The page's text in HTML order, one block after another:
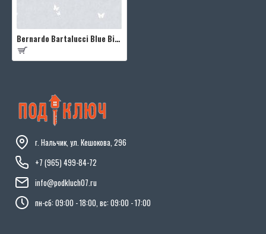
Bernardo Bartalucci Blue Bigi 5065-6
г. Нальчик, ул. Кешокова, 296
+7 (965) 499-84-72
info@podkluch07.ru
пн-сб: 09:00 - 18:00, вс: 09:00 - 17:00